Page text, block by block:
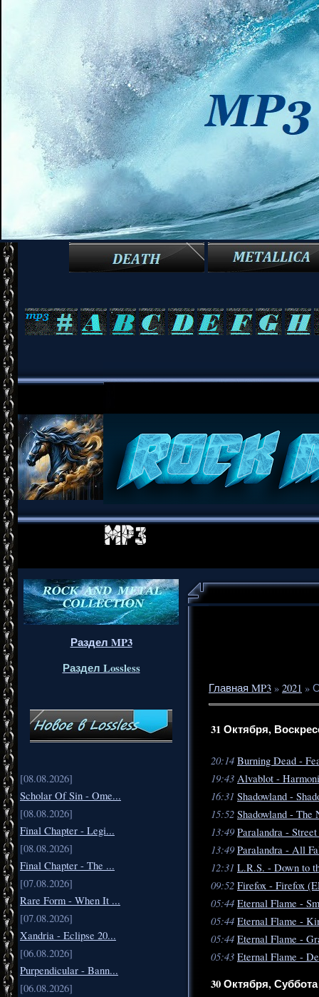
Раздел MP3
Раздел Lossless
[08.08.2026]
Scholar Of Sin - Ome...
[08.08.2026]
Final Chapter - Legi...
[08.08.2026]
Final Chapter - The ...
[07.08.2026]
Rare Form - When It ...
[07.08.2026]
Xandria - Eclipse 20...
[06.08.2026]
Purpendicular - Bann...
[06.08.2026]
Главная MP3 » 2021 »
31 Октября,
20:14 Burning Dead -
19:43 Alvablot -
16:31 Shadowland -
15:52 Shadowland - The
13:49 Paralandra -
13:49 Paralandra - All
12:31 L.R.S. - Down to
09:52 Firefox - Firefox
05:44 Eternal Flame -
05:44 Eternal Flame -
05:44 Eternal Flame -
05:43 Eternal Flame -
30 Октября, Суббота